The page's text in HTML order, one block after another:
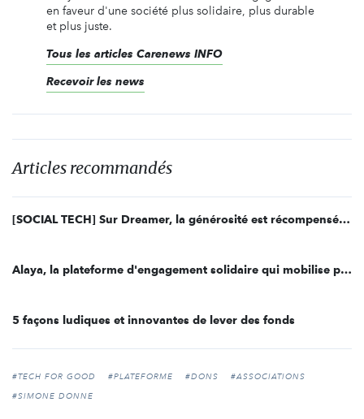
en faveur d'une société plus solidaire, plus durable
et plus juste.
Tous les articles Carenews INFO
Recevoir les news
Articles recommandés
[SOCIAL TECH] Sur Dreamer, la générosité est récompensée par des personnalités
Alaya, la plateforme d'engagement solidaire qui mobilise plus de 86 000 collaborateurs
5 façons ludiques et innovantes de lever des fonds
#TECH FOR GOOD #PLATEFORME #DONS
#ASSOCIATIONS
#SIMONE DONNE